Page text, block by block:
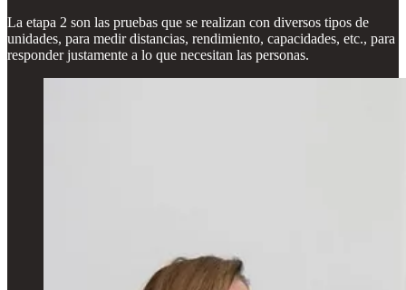
La etapa 2 son las pruebas que se realizan con diversos tipos de
unidades, para medir distancias, rendimiento, capacidades, etc., para
responder justamente a lo que necesitan las personas.